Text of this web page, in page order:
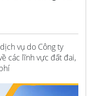
vụ do Công ty
các lĩnh vực đất đai,